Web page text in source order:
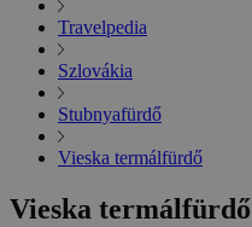
Travelpedia
Szlovákia
Stubnyafürdő
Vieska termálfürdő
Vieska termálfürdő